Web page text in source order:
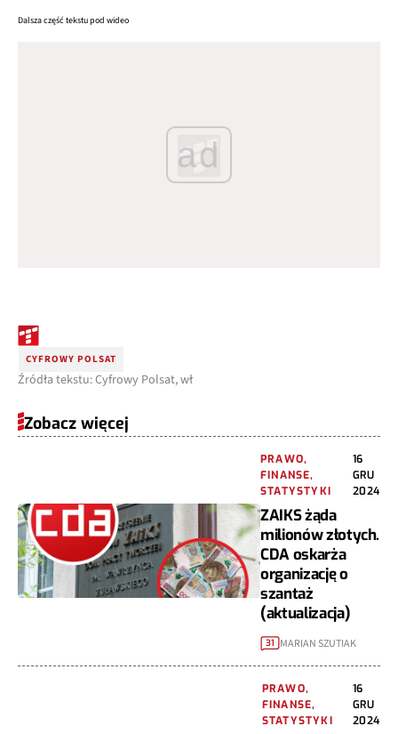
Dalsza część tekstu pod wideo
ad
CYFROWY POLSAT
Źródła tekstu: Cyfrowy Polsat, wł
Zobacz więcej
PRAWO,
FINANSE,
STATYSTYKI
16
GRU
2024
ZAIKS żąda
milionów złotych.
CDA oskarża
organizację o
szantaż
(aktualizacja)
31 MARIAN SZUTIAK
PRAWO,
FINANSE,
STATYSTYKI
16
GRU
2024